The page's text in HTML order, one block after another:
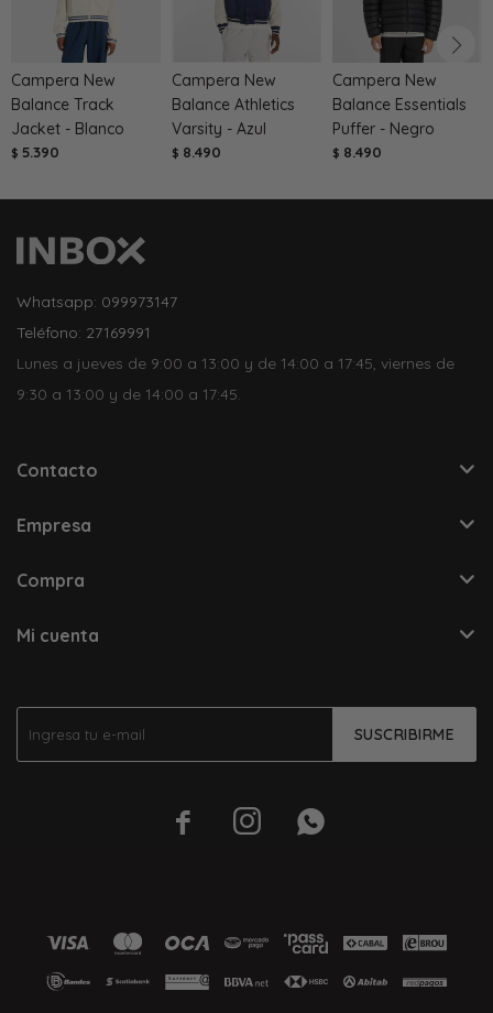
Campera New
Balance Track
Jacket - Blanco
$ 5.390
Campera New
Balance Athletics
Varsity - Azul
$ 8.490
Campera New
Balance Essentials
Puffer - Negro
$ 8.490
SUSCRIBIRME
  
Whatsapp: 099973147
Teléfono: 27169991
Lunes a jueves de 9:00 a 13:00 y de 14:00 a 17:45, viernes de
9:30 a 13:00 y de 14:00 a 17:45.
Contacto
Empresa
Compra
Mi cuenta